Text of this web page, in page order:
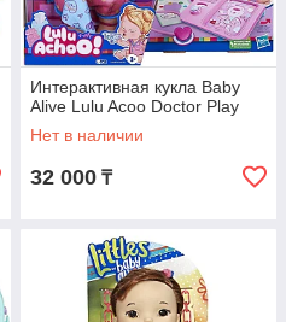
Интерактивная кукла Baby
Alive Lulu Acoo Doctor Play
Нет в наличии
32 000 ₸